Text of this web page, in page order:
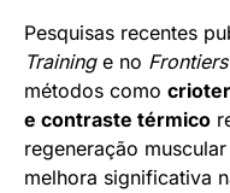
Pesquisas recentes
Traininge no
métodos como
e contraste térmico
regeneração
melhora significativa